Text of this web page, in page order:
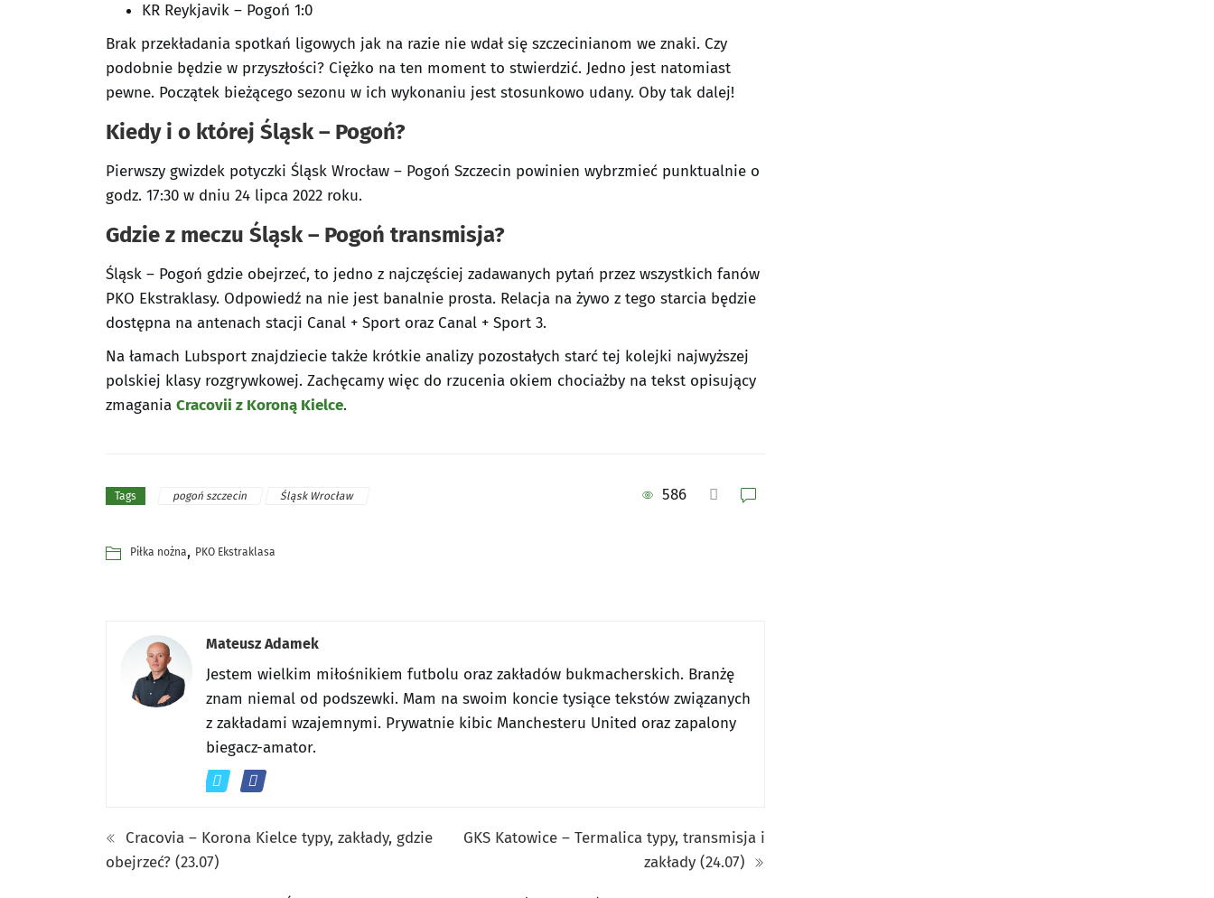
KR Reykjavik – Pogoń 1:0
Brak przekładania spotkań ligowych jak na razie nie wdał się szczecinianom we znaki. Czy
podobnie będzie w przyszłości? Ciężko na ten moment to stwierdzić. Jedno jest natomiast
pewne. Początek bieżącego sezonu w ich wykonaniu jest stosunkowo udany. Oby tak dalej!
Kiedy i o której Śląsk – Pogoń?
Pierwszy gwizdek potyczki Śląsk Wrocław – Pogoń Szczecin powinien wybrzmieć punktualnie o
godz. 17:30 w dniu 24 lipca 2022 roku.
Gdzie z meczu Śląsk – Pogoń transmisja?
Śląsk – Pogoń gdzie obejrzeć, to jedno z najczęściej zadawanych pytań przez wszystkich fanów
PKO Ekstraklasy. Odpowiedź na nie jest banalnie prosta. Relacja na żywo z tego starcia będzie
dostępna na antenach stacji Canal + Sport oraz Canal + Sport 3.
Na łamach Lubsport znajdziecie także krótkie analizy pozostałych starć tej kolejki najwyższej
polskiej klasy rozgrywkowej. Zachęcamy więc do rzucenia okiem chociażby na tekst opisujący
zmagania Cracovii z Koroną Kielce.
Tags pogoń szczecin Śląsk Wrocław 586
Piłka nożna, PKO Ekstraklasa
Mateusz Adamek
Jestem wielkim miłośnikiem futbolu oraz zakładów bukmacherskich. Branżę
znam niemal od podszewki. Mam na swoim koncie tysiące tekstów związanych
z zakładami wzajemnymi. Prywatnie kibic Manchesteru United oraz zapalony
biegacz-amator.
Cracovia – Korona Kielce typy, zakłady, gdzie
obejrzeć? (23.07)
GKS Katowice – Termalica typy, transmisja i
zakłady (24.07)